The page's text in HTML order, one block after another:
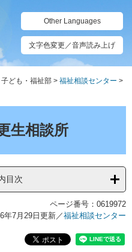
Other Languages
文字色変更／音声読み上げ
子ども・福祉部 > 福祉相談センター >
生相談所
目次
ページ番号：0619972
年7月29日更新／福祉相談センター